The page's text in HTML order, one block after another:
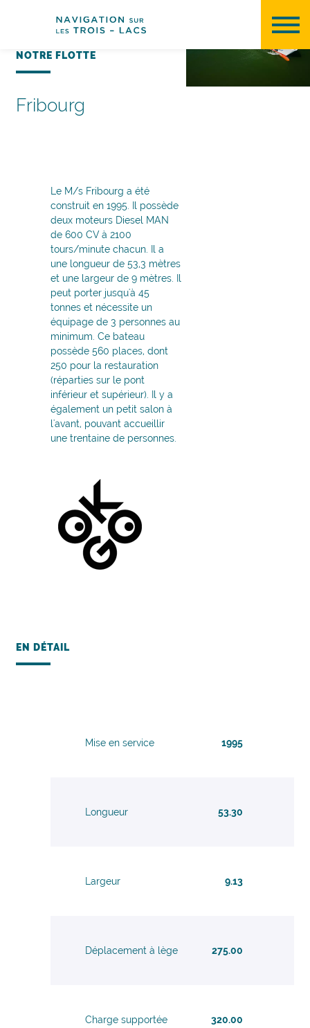
NOTRE FLOTTE
Fribourg
Le M/s Fribourg a été
construit en 1995. Il possède
deux moteurs Diesel MAN
de 600 CV à 2100
tours/minute chacun. Il a
une longueur de 53,3 mètres
et une largeur de 9 mètres. Il
peut porter jusqu'à 45
tonnes et nécessite un
équipage de 3 personnes au
minimum. Ce bateau
possède 560 places, dont
250 pour la restauration
(réparties sur le pont
inférieur et supérieur). Il y a
également un petit salon à
l'avant, pouvant accueillir
une trentaine de personnes.
EN DÉTAIL
Mise en service 1995
Longueur 53.30
Largeur 9.13
Déplacement à lège 275.00
Charge supportée 320.00